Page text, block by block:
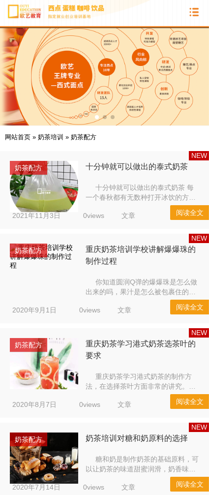
网站首页 » 奶茶培训 » 奶茶配方
十分钟就可以做出的泰式奶茶
十分钟就可以做出的泰式奶茶 每
一个春秋都有无数种打开冰饮的方式
唯一不变的是“奶茶”永远的C位！ 各
种各样的奶茶喝多了吧，那你有没有
见的透明袋装奶茶教程来了，拿起奶
茶的时候就感觉一秒穿越去到曼谷的
盛夏街头，放置一段时间待冰块慢慢
融化，冰与火的感觉直冲身体的每一
2021年11月3日 0views 文章
奶茶配方
NEW
阅读全文
重庆奶茶培训学校讲解爆爆珠的
制作过程
你知道圆润Q弹的爆爆珠是怎么做
出来的吗，果汁是怎么被包裹住的
取物的副产物，也就是海藻酸钠混合
应，使其在短时间内发生凝固，并能
将果汁很好的包裹在其中，形成一颗
颗的爆爆珠。 奶茶培训学校制作爆
爆珠所用到的工具就是滴管，用注...
2020年9月1日 0views 文章
奶茶配方
NEW
阅读全文
重庆奶茶学习港式奶茶选茶叶的
要求
重庆奶茶学习港式奶茶的制作方
法，在选择茶叶方面非常的讲究。重
庆奶茶培训制作的港式奶茶，很多时
候选用的是锡兰红茶，这种红茶产于
分，海拔低的茶叶分外醇厚，海拔高
的则格外清新，海拔不同，冲出来的
据茶叶的粗细程度，来辨别味道上
的...
2020年8月7日 0views 文章
奶茶配方
NEW
阅读全文
奶茶培训对糖和奶原料的选择
糖和奶是制作奶茶的基础原料，可
以让奶茶的味道甜蜜润滑，奶香味十
足的情况下，还不会掩盖茶的清新香
味。奶茶不仅拥有高颜值，而且味道
2020年7月14日 0views 文章
奶茶配方
NEW
阅读全文